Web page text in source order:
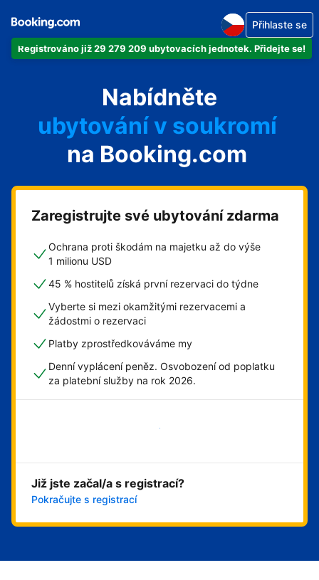
Registrováno již 29 279 209 ubytovacích jednotek. Přidejte se!
Přihlaste se
Nabídněte
svůj byt
svůj hotel
ubytování v soukromí
svůj penzion
svou chatu
na Booking.com
Zaregistrujte své ubytování zdarma
Ochrana proti škodám na majetku až do výše
1 milionu USD
45 % hostitelů získá první rezervaci do týdne
Vyberte si mezi okamžitými rezervacemi a
žádostmi o rezervaci
Platby zprostředkováváme my
Denní vyplácení peněz. Osvobození od poplatku
za platební služby na rok 2026.
Začít hned
Již jste začal/a s registrací?
Pokračujte s registrací